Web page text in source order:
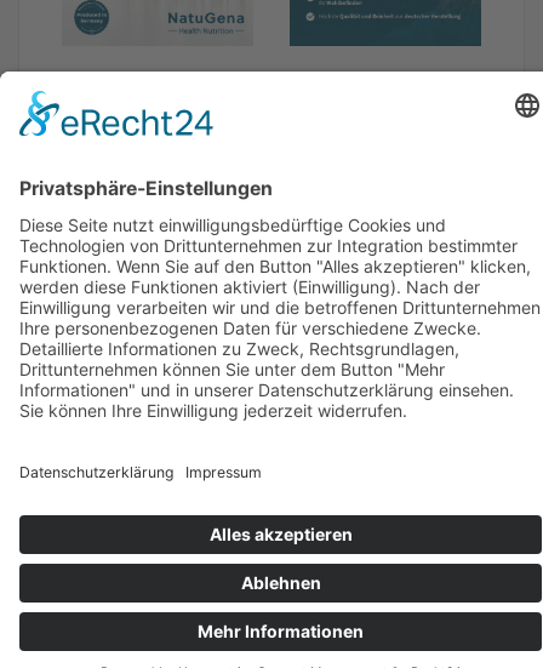
Inhaltsstoffe/Zusammensetzung
Health Claims
Sonstiges
FAQ